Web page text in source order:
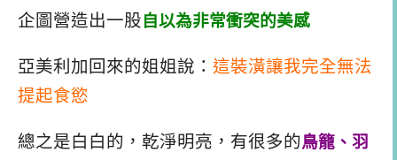
企圖營造出一股自以為非常衝突的美感
亞美利加回來的姐姐說： 這裝潢讓我完全無法
提起食慾
總之是白白的，乾淨明亮，有很多的鳥籠、羽